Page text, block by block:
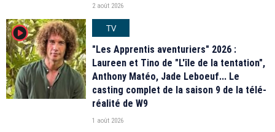
2 août 2026
player2
TV
"Les Apprentis aventuriers" 2026 :
Laureen et Tino de "L'île de la tentation",
Anthony Matéo, Jade Leboeuf... Le
casting complet de la saison 9 de la télé-
réalité de W9
1 août 2026